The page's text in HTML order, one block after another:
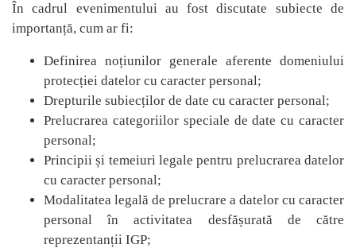
În cadrul evenimentului au fost discutate subiecte de
importanță, cum ar fi:
Definirea noțiunilor generale aferente domeniului
protecției datelor cu caracter personal;
Drepturile subiecților de date cu caracter personal;
Prelucrarea categoriilor speciale de date cu caracter
personal;
Principiiși temeiuri legale pentru prelucrarea datelor
cu caracter personal;
Modalitatea legală de prelucrare a datelor cu caracter
personal în activitatea desfășurată de către
reprezentanții IGP;